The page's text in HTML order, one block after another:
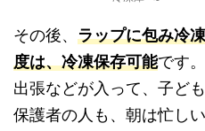
その後、 ラップに包み冷凍
度は、冷凍保存可能です。
出張などが入って、子ど
保護者の人も、朝は忙し